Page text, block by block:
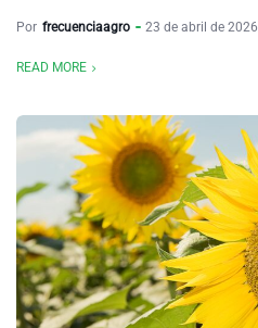
Por frecuenciaagro 23 de abril de 2026
READ MORE